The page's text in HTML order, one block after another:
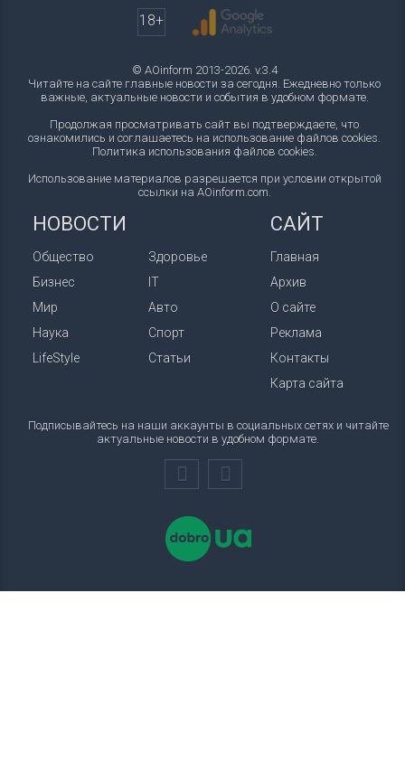
18+
© AOinform 2013-2026. v.3.4
Читайте на сайте главные новости за сегодня. Ежедневно только
важные, актуальные новости и события в удобном формате.
Продолжая просматривать сайт вы подтверждаете, что
ознакомились и соглашаетесь на использование файлов cookies.
Политика использования файлов cookies.
Использование материалов разрешается при условии открытой
ссылки на AOinform.com.
НОВОСТИ
Общество
Бизнес
Мир
Наука
LifeStyle
Здоровье
IT
Авто
Спорт
Статьи
САЙТ
Главная
Архив
О сайте
Реклама
Контакты
Карта сайта
Подписывайтесь на наши аккаунты в социальных сетях и читайте
актуальные новости в удобном формате.